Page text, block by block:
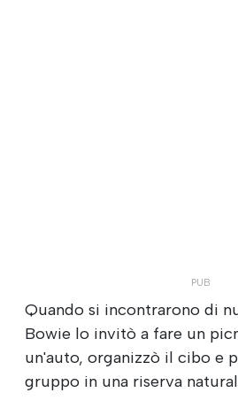
Quando si incontrarono di
Bowie lo invitò a fare un
un'auto, organizzò il cibo e
gruppo in una riserva